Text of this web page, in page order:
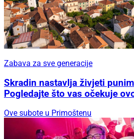
Zabava za sve generacije
Skradin nastavlja živjeti
Pogledajte što vas očekuje
Ove subote u Primoštenu